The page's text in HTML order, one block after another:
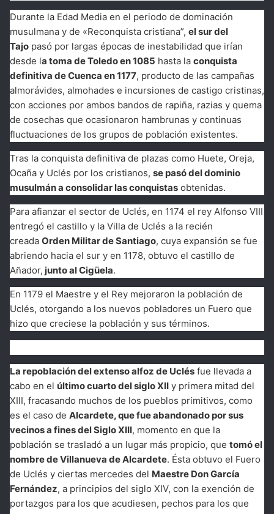
Durante la Edad Media en el periodo de dominación
musulmana y de «Reconquista cristiana”, el sur del
Tajo pasó por largas épocas de inestabilidad que irían
desde la toma de Toledo en 1085 hasta la conquista
definitiva de Cuenca en 1177, producto de las campañas
almorávides, almohades e incursiones de castigo cristinas,
con acciones por ambos bandos de rapiña, razias y quema
de cosechas que ocasionaron hambrunas y continuas
fluctuaciones de los grupos de población existentes.
Tras la conquista definitiva de plazas como Huete, Oreja,
Ocaña y Uclés por los cristianos, se pasó del dominio
musulmán a consolidar las conquistas obtenidas.
Para afianzar el sector de Uclés, en 1174 el rey Alfonso VIII
entregó el castillo y la Villa de Uclés a la recién
creada Orden Militar de Santiago, cuya expansión se fue
abriendo hacia el sur y en 1178, obtuvo el castillo de
Añador, junto al Cigüela.
En 1179 el Maestre y el Rey mejoraron la población de
Uclés, otorgando a los nuevos pobladores un Fuero que
hizo que creciese la población y sus términos.
La repoblación del extenso alfoz de Uclés fue llevada a
cabo en el último cuarto del siglo XII y primera mitad del
XIII, fracasando muchos de los pueblos primitivos, como
es el caso de Alcardete, que fue abandonado por sus
vecinos a fines del Siglo XIII, momento en que la
población se trasladó a un lugar más propicio, que tomó el
nombre de Villanueva de Alcardete. Ésta obtuvo el Fuero
de Uclés y ciertas mercedes del Maestre Don García
Fernández, a principios del siglo XIV, con la exención de
portazgos para los que acudiesen, pechos para los que